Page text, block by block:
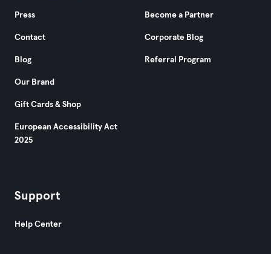
Press
Contact
Blog
Our Brand
Gift Cards & Shop
European Accessibility Act
2025
Become a Partner
Corporate Blog
Referral Program
Support
Help Center